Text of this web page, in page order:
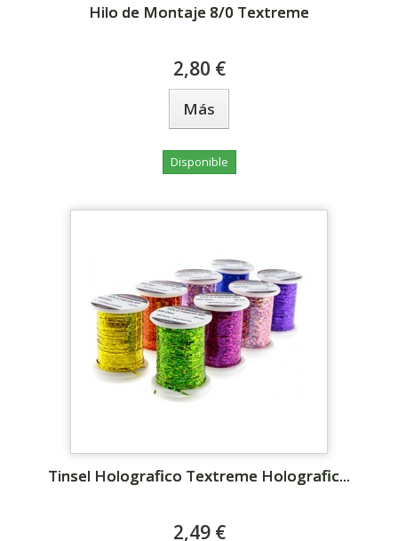
Hilo de Montaje 8/0 Textreme
2,80 €
Más
Disponible
Tinsel Holografico Textreme Holografic...
2,49 €